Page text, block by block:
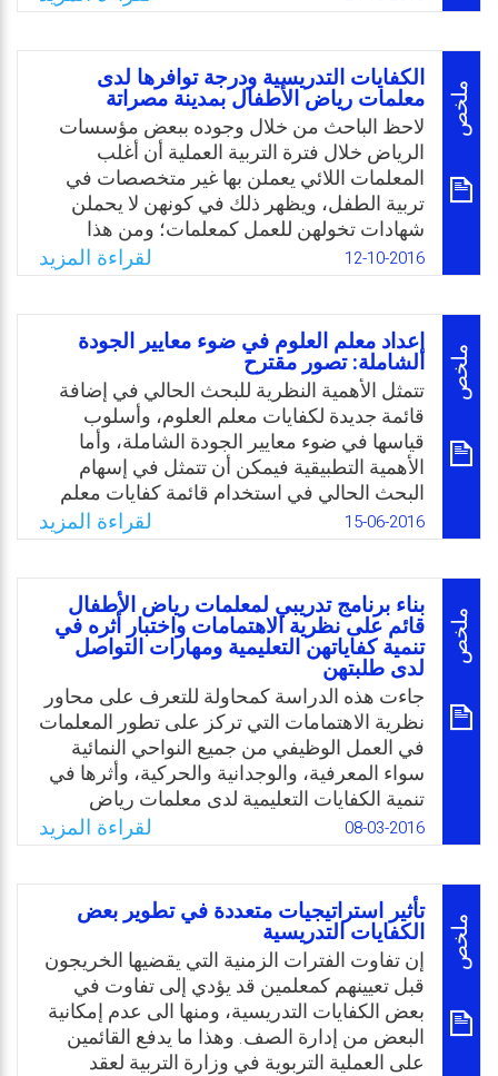
WhatsApp
Facebook
Twitter
Email
تنبع أهمية الدراسة الحالية من الناحيتين النظرية
والتطبيقية، فمن الناحية النظرية تكمن أهمية
الدراسة بما تضيفه من معلومات ومعرفة جديدة
تثري المكتبة العربية، وبما يتعلق بإمكانية
استخدام الكفايات التعليمية وتوظيفها في
التدريس والتعليم، أما من الناحية التطبيقية فمن
المتوقع أن تسهم النتائج التي ستصل إليها
الدراسة، ومن خلال التوصيات في تحسين
الكفايات التعليمية لدى معلمي المرحلة الثانوية
ومعلماتها، وتوظيف هذا الاستخدام في حل
مشكلاتهم السلوكية والتربوية.
WhatsApp
Facebook
Twitter
Email
ملخص
الكفايات التدريسية ودرجة توافرها لدى
معلمات رياض الأطفال بمدينة مصراتة
لاحظ الباحث من خلال وجوده ببعض مؤسسات
الرياض خلال فترة التربية العملية أن أغلب
المعلمات اللائي يعملن بها غير متخصصات في
تربية الطفل، ويظهر ذلك في كونهن لا يحملن
شهادات تخولهن للعمل كمعلمات؛ ومن هذا
المنطلق تجسدت مشكلة البحث في معرفة
درجة امتلاك معلمات رياض الأطفال غير
المتخصصات بمدينة مصراته لبعض الكفايات
التدريسية. فضلاً عن ندرة البحوث ذات الصلة
ببرامج تدريب معلمات رياض الأطفال، وتطوير
كفاياتهن التدريسية أثناء الخدمة؛ حيث إنه في
حدود علم الباحث لم تحظ هذه القضية باهتمام
الباحثين، فلم يتصدى لها أحد بالبحث بالدولة
الليبية، مما أدى إلى افتقار المكتبة الليبية إلى
بحوث في هذا المجال.
WhatsApp
Facebook
Twitter
Email
12-10-2016 لقراءة المزيد
ملخص
إعداد معلم العلوم في ضوء معايير الجودة
الشاملة: تصور مقترح
تتمثل الأهمية النظرية للبحث الحالي في إضافة
قائمة جديدة لكفايات معلم العلوم، وأسلوب
قياسها في ضوء معايير الجودة الشاملة، وأما
الأهمية التطبيقية فيمكن أن تتمثل في إسهام
البحث الحالي في استخدام قائمة كفايات معلم
العلوم كدليل يستدل بها مخططو برامج إعداد
وتدريب معلم العلوم لتضمينها في برامج الإعداد
والتدريب والتقويم، وفي تطوير مستوى أداء
معلم العلوم من خلال استخدام معايير الجودة
الشاملة في التدريس، وأخيرًا في لفت الانتباه إلى
أهمية معايير الجودة الشاملة كمدخل يمكن أن
يسهم في تطوير جوانب العملية التعليمية الأخرى.
WhatsApp
Facebook
Twitter
Email
15-06-2016 لقراءة المزيد
ملخص
بناء برنامج تدريبي لمعلمات رياض الأطفال
قائم على نظرية الاهتمامات واختبار أثره في
تنمية كفاياتهن التعليمية ومهارات التواصل
لدى طلبتهن
جاءت هذه الدراسة كمحاولة للتعرف على محاور
نظرية الاهتمامات التي تركز على تطور المعلمات
في العمل الوظيفي من جميع النواحي النمائية
سواء المعرفية، والوجدانية والحركية، وأثرها في
تنمية الكفايات التعليمية لدى معلمات رياض
الأطفال (KG2)، ومهارات التواصل لدى طلبتهنّ؛
ولك، من خلال بناء برنامج تعليمي يهدف إلى
تحسين نوعية التعليم وجودة الأداء وتطوير وتنمية
الكفايات التعليمية الضرورية للمعلمات في كل
من مهارة الاستماع والمحادثة والقراءة والكتابة،
وإلقاء الضوء على الاحتياجات التدريبية من حيث
نوعها وأهميتها لمعلمات رياض الأطفال مما يُمكن
المختصين والمخططين لبرامج التدريب من وضع
برامج تدريبية ملائمة لتلبية الاحتياجات.
08-03-2016 لقراءة المزيد
ملخص
تأثير استراتيجيات متعددة في تطوير بعض
الكفايات التدريسية
إن تفاوت الفترات الزمنية التي يقضيها الخريجون
قبل تعيينهم كمعلمين قد يؤدي إلى تفاوت في
بعض الكفايات التدريسية، ومنها الى عدم إمكانية
البعض من إدارة الصف. وهذا ما يدفع القائمين
على العملية التربوية في وزارة التربية لعقد